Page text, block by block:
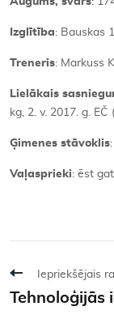
Izglītība: Bauskas
Treneris: Markuss
Lielākais
kg, 2. v. 2017. g. EČ
Ģimenes stāvoklis
Vaļasprieki: ēst
Iepriekšējais
Tehnoloģijās